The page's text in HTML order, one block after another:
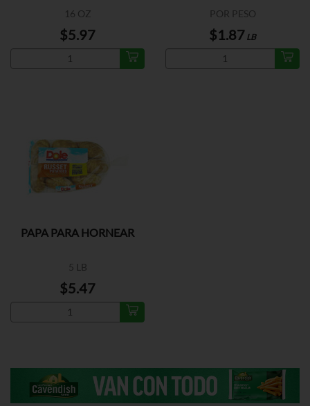
16 OZ
$5.97
POR PESO
$1.87 LB
PAPA PARA HORNEAR
5 LB
$5.47